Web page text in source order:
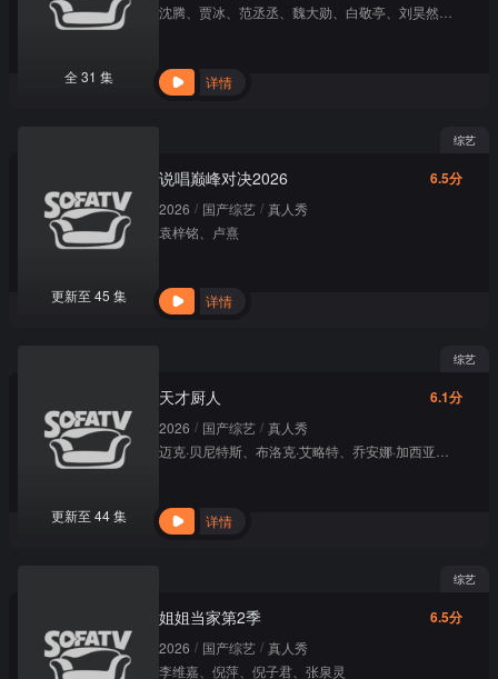
全 31 集
沈腾 、贾冰 、范丞丞 、魏大勋 白敬亭 、刘昊然
详情
更新至 45 集
综艺
说唱巅峰对决2026 6.5分
2026 / 国产综艺 / 真人秀
袁梓铭
卢熹
详情
更新至 44 集
综艺
天才厨人 6.1分
2026 / 国产综艺 / 真人秀
迈克·贝尼特斯 、布洛克·艾略特 、乔安娜·加西亚
详情
综艺
姐姐当家第2季 6.5分
2026 / 国产综艺 / 真人秀
李维嘉 、倪萍 、倪子君 、张泉灵